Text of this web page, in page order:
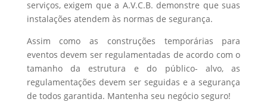
serviços, exigem que a A.V.C.B. demonstre que suas
instalações atendem às normas de segurança.
Assim como as construções temporárias para
eventos devem ser regulamentadas de acordo com o
tamanho da estrutura e do público- alvo, as
regulamentações devem ser seguidas e a segurança
de todos garantida. Mantenha seu negócio seguro!